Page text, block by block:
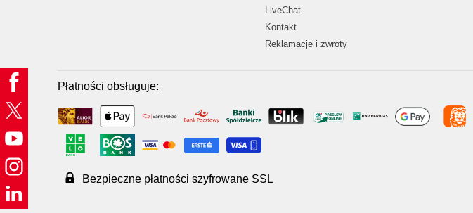
LiveChat
Kontakt
Reklamacje i zwroty
Płatności obsługuje:
Bezpieczne płatności szyfrowane SSL